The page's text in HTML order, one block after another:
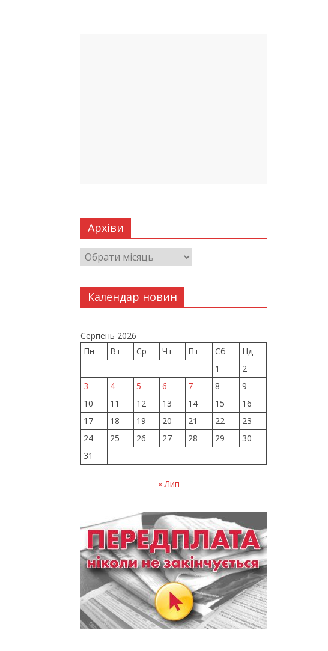
Архіви
Календар новин
Серпень 2026
Пн
Вт Ср Чт Пт Сб
Нд
1
2
3
4 5 6 7 8
9
10
11 12 13 14 15
16
17
18 19 20 21 22
23
24
25 26 27 28 29
30
31
« Лип